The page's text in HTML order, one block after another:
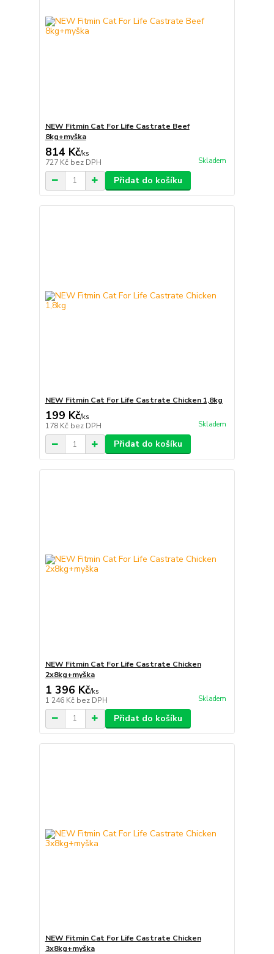
NEW Fitmin Cat For Life Castrate Beef
8kg+myška
814 Kč/ks
727 Kč bez DPH Skladem
Přidat do košíku
NEW Fitmin Cat For Life Castrate Chicken 1,8kg
199 Kč/ks
178 Kč bez DPH Skladem
Přidat do košíku
NEW Fitmin Cat For Life Castrate Chicken
2x8kg+myška
1 396 Kč/ks
1 246 Kč bez DPH Skladem
Přidat do košíku
NEW Fitmin Cat For Life Castrate Chicken
3x8kg+myška